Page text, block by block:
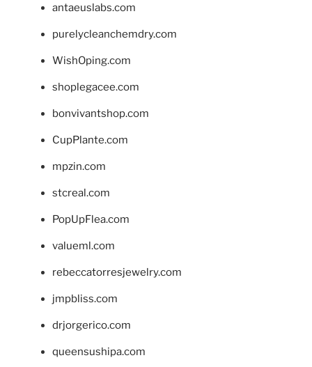
antaeuslabs.com
purelycleanchemdry.com
WishOping.com
shoplegacee.com
bonvivantshop.com
CupPlante.com
mpzin.com
stcreal.com
PopUpFlea.com
valueml.com
rebeccatorresjewelry.com
jmpbliss.com
drjorgerico.com
queensushipa.com